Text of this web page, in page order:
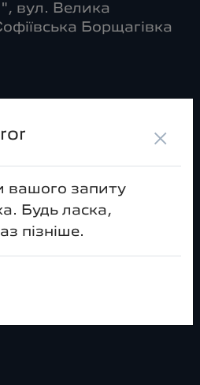
вул. Велика
Борщагівка
×
вашого запиту
Будь ласка,
пізніше.